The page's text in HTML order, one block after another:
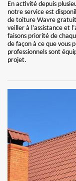
En activité depuis
notre service est
de toiture Wavre
veiller à l’assistance et
faisons priorité de
de façon à ce que vous
professionnels sont
projet.